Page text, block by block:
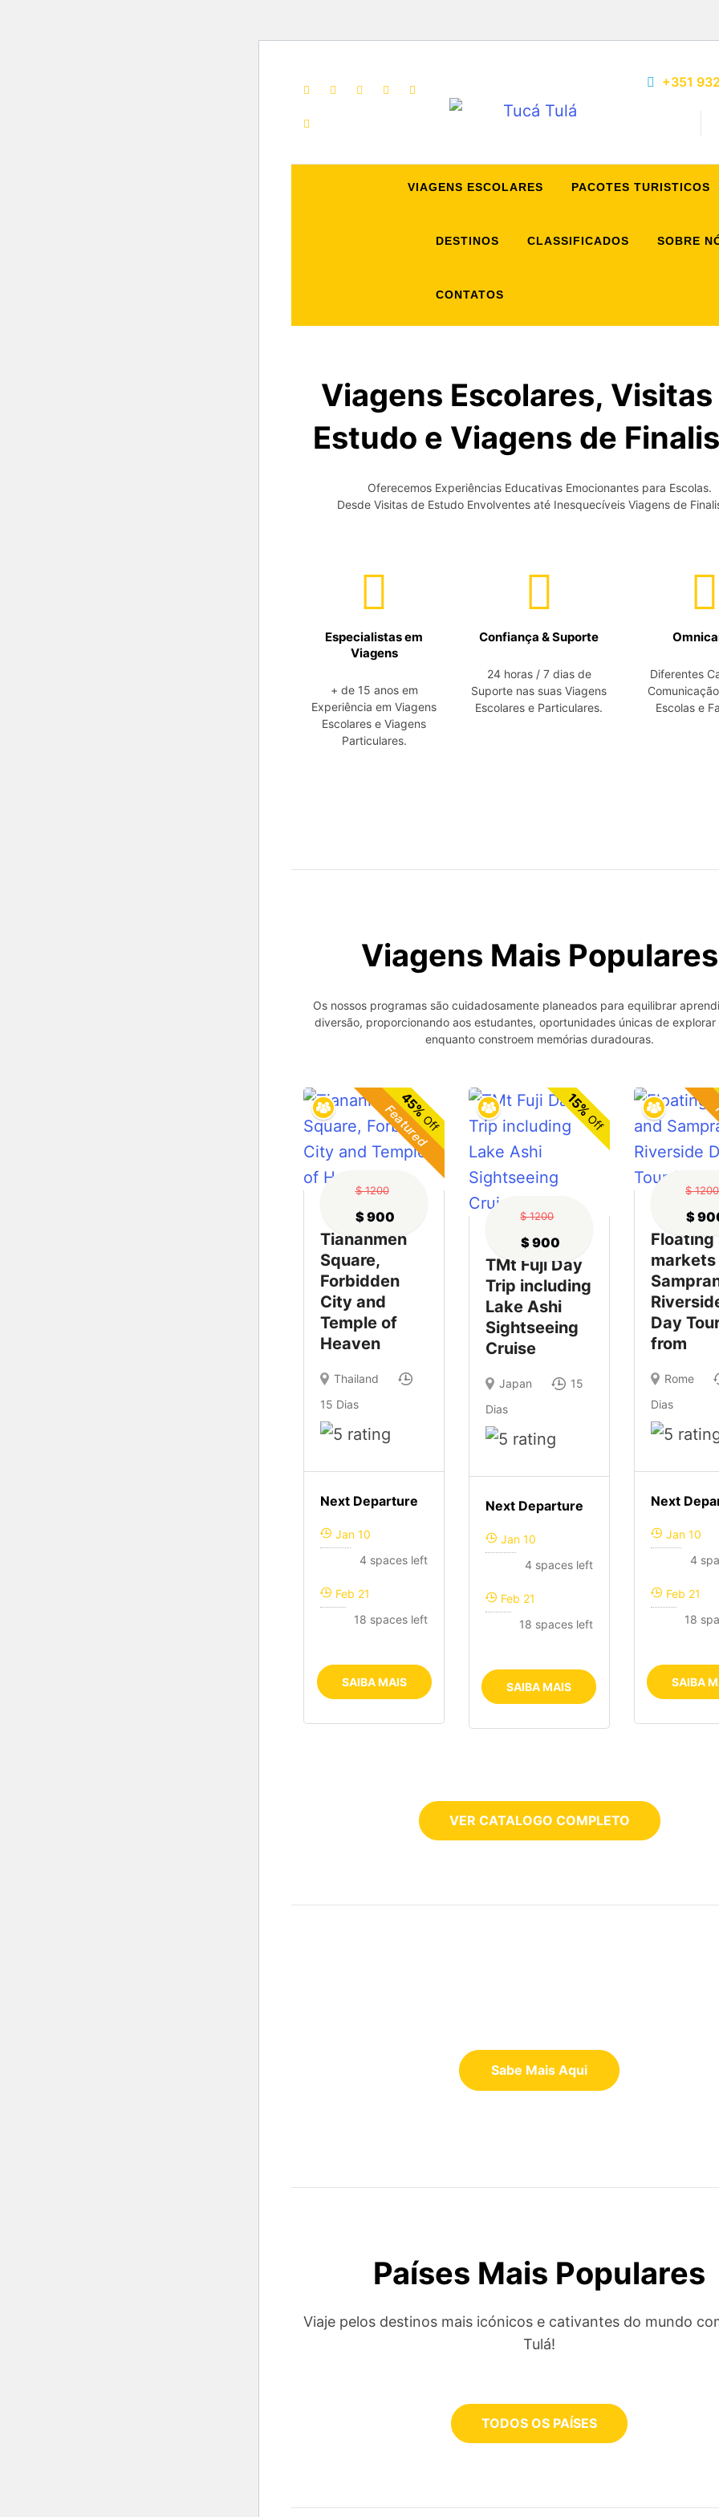
Viagens
+351
VIAGENS ESCOLARES PACOTES TURISTICOS
DESTINOS CLASSIFICADOS SOBRE
CONTATOS
Viagens Escolares, Visitas
Estudo e Viagens de
Oferecemos Experiências Educativas Emocionantes para Escolas.
Desde Visitas de Estudo Envolventes até Inesquecíveis Viagens de
Especialistas em
Viagens
+ de 15 anos em
Experiência em Viagens
Escolares e Viagens
Particulares.
Confiança & Suporte
24 horas / 7 dias de
Suporte nas suas Viagens
Escolares e Particulares.
Diferentes
Escolas e
Viagens Mais Populares
Os nossos programas são cuidadosamente planeados para equilibrar
diversão, proporcionando aos estudantes, oportunidades únicas de explorar
enquanto constroem memórias duradouras.
45%
Off
Featured
$ 1200
$ 900
Tiananmen
Square,
Forbidden
City and
Temple of
Heaven
Thailand
15 Dias
Next Departure
Jan 10
4 spaces left
Feb 21
18 spaces left
SAIBA MAIS
15%
Off
$ 1200
$ 900
TMt Fuji Day
Trip including
Lake Ashi
Sightseeing
Cruise
Japan
15
Dias
Next Departure
Jan 10
4 spaces left
Feb 21
18 spaces left
SAIBA MAIS
$ 1200
$
Floating
markets
Day
from
Rome
Dias
Next
Jan 10
4
Feb 21
18
SAIBA
VER CATALOGO COMPLETO
Sabe Mais Aqui
Países Mais Populares
Viaje pelos destinos mais icónicos e cativantes do mundo
Tulá!
TODOS OS PAÍSES